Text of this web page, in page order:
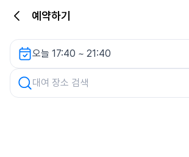
예약하기
오늘 17:40 ~ 21:40
차량 검색